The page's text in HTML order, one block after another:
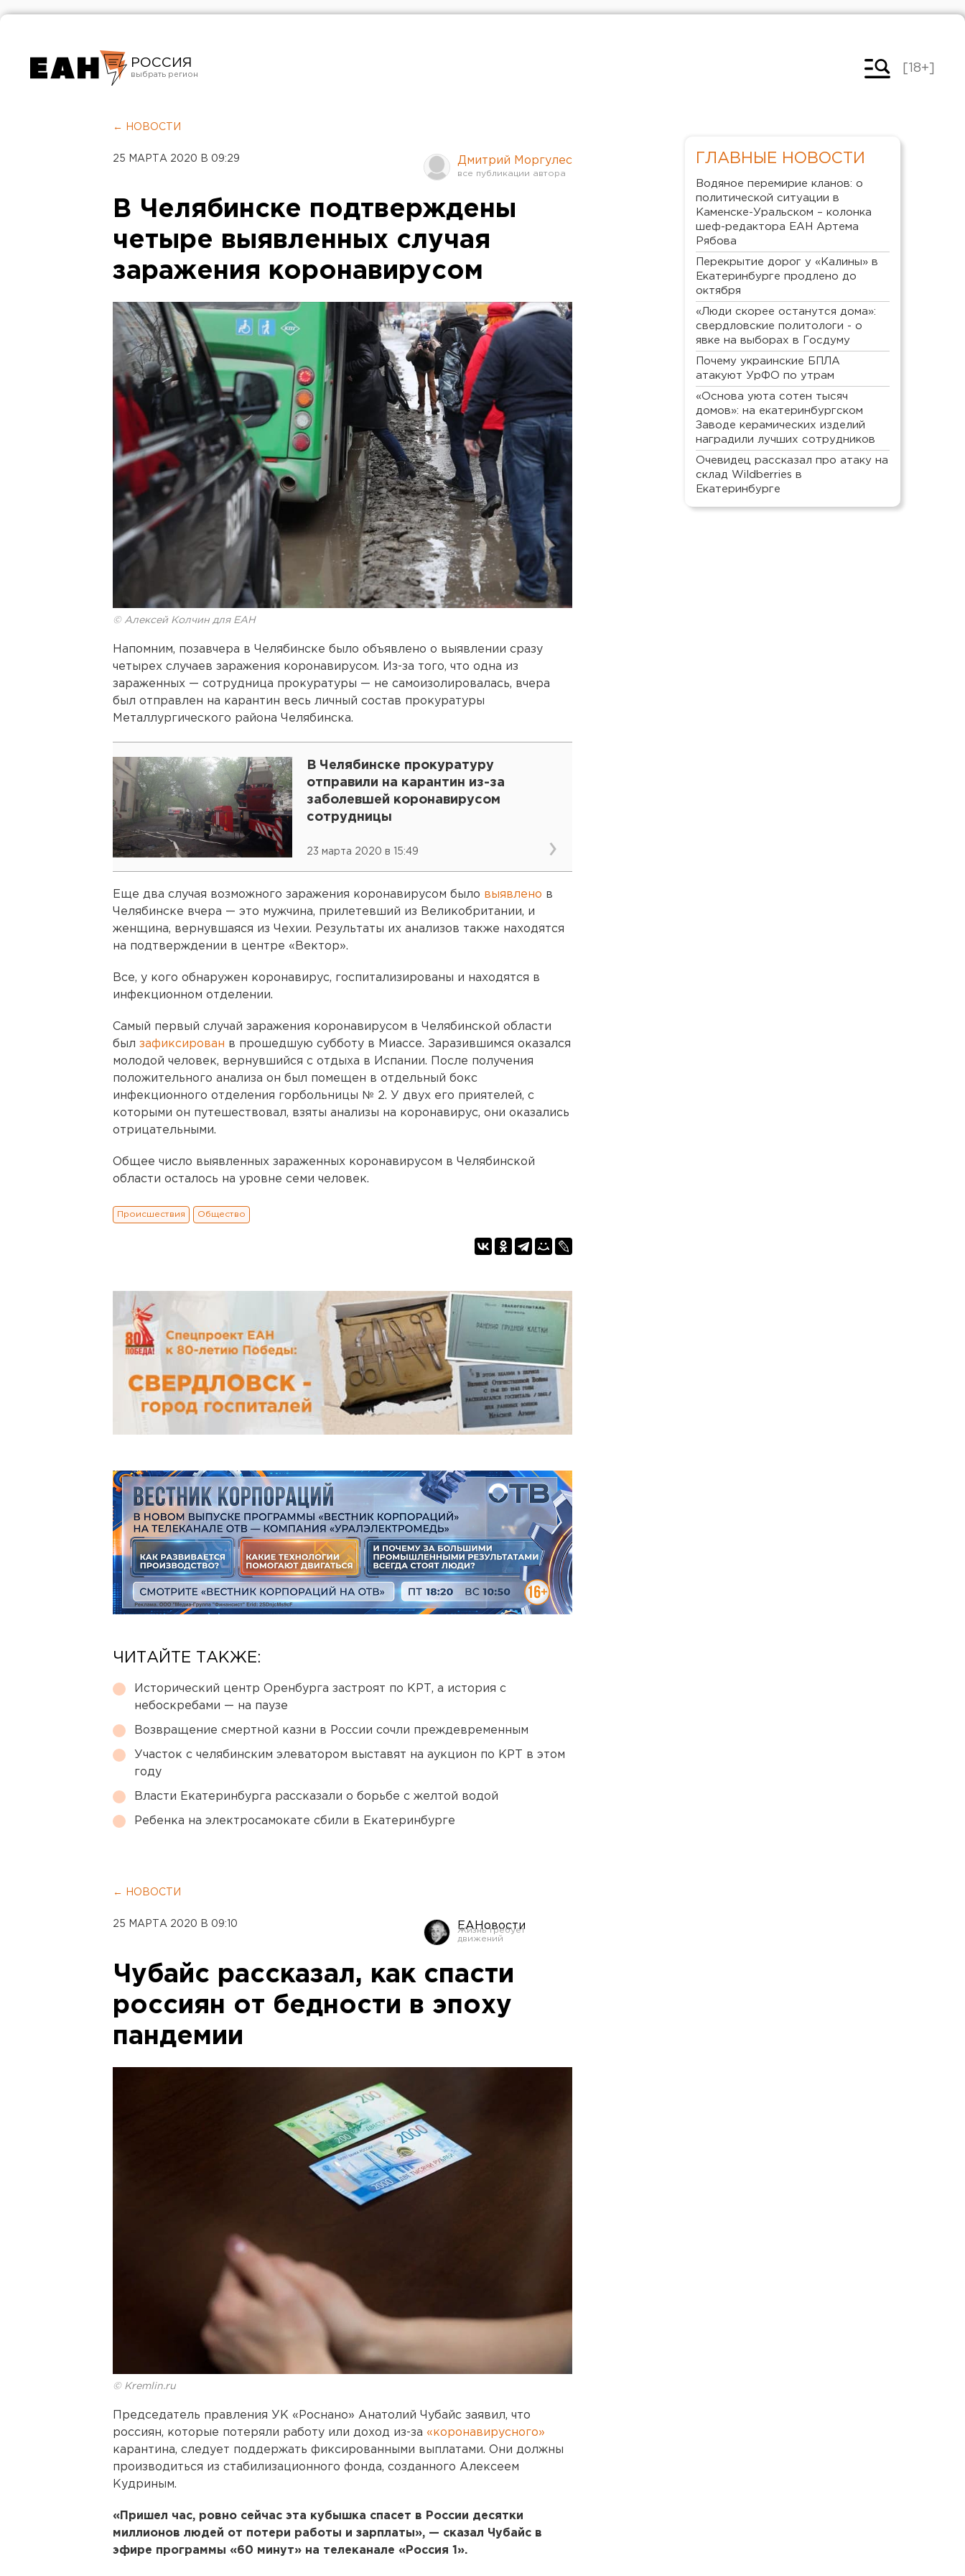
РОССИЯ
Челябинск
[18+]
← НОВОСТИ
25 МАРТА 2020 В 09:29 Дмитрий Моргулес
В Челябинске подтверждены
четыре выявленных случая
заражения коронавирусом
© Алексей Колчин для ЕАН
Напомним, позавчера в Челябинске было объявлено о выявлении сразу
четырех случаев заражения коронавирусом. Из-за того, что одна из
зараженных — сотрудница прокуратуры — не самоизолировалась, вчера
был отправлен на карантин весь личный состав прокуратуры
Металлургического района Челябинска.
В Челябинске прокуратуру
отправили на карантин из-за
заболевшей коронавирусом
сотрудницы
23 марта 2020 в 15:49
Еще два случая возможного заражения коронавирусом было выявлено в
Челябинске вчера — это мужчина, прилетевший из Великобритании, и
женщина, вернувшаяся из Чехии. Результаты их анализов также находятся
на подтверждении в центре «Вектор».
Все, у кого обнаружен коронавирус, госпитализированы и находятся в
инфекционном отделении.
Самый первый случай заражения коронавирусом в Челябинской области
был зафиксирован в прошедшую субботу в Миассе. Заразившимся оказался
молодой человек, вернувшийся с отдыха в Испании. После получения
положительного анализа он был помещен в отдельный бокс
инфекционного отделения горбольницы № 2. У двух его приятелей, с
которыми он путешествовал, взяты анализы на коронавирус, они оказались
отрицательными.
Общее число выявленных зараженных коронавирусом в Челябинской
области осталось на уровне семи человек.
Происшествия Общество
ЧИТАЙТЕ ТАКЖЕ:
Исторический центр Оренбурга застроят по КРТ, а история с
небоскребами — на паузе
Возвращение смертной казни в России сочли преждевременным
Участок с челябинским элеватором выставят на аукцион по КРТ в этом
году
Власти Екатеринбурга рассказали о борьбе с желтой водой
Ребенка на электросамокате сбили в Екатеринбурге
← НОВОСТИ
25 МАРТА 2020 В 09:10 ЕАНовости
Чубайс рассказал, как спасти
россиян от бедности в эпоху
пандемии
© Kremlin.ru
Председатель правления УК «Роснано» Анатолий Чубайс заявил, что
россиян, которые потеряли работу или доход из-за «коронавирусного»
карантина, следует поддержать фиксированными выплатами. Они должны
производиться из стабилизационного фонда, созданного Алексеем
Кудриным.
«Пришел час, ровно сейчас эта кубышка спасет в России десятки
миллионов людей от потери работы и зарплаты», — сказал Чубайс в
эфире программы «60 минут» на телеканале «Россия 1».
ГЛАВНЫЕ НОВОСТИ
Водяное перемирие кланов: о
политической ситуации в
Каменске-Уральском – колонка
шеф-редактора ЕАН Артема
Рябова
Перекрытие дорог у «Калины» в
Екатеринбурге продлено до
октября
«Люди скорее останутся дома»:
свердловские политологи - о
явке на выборах в Госдуму
Почему украинские БПЛА
атакуют УрФО по утрам
«Основа уюта сотен тысяч
домов»: на екатеринбургском
Заводе керамических изделий
наградили лучших сотрудников
Очевидец рассказал про атаку на
склад Wildberries в
Екатеринбурге